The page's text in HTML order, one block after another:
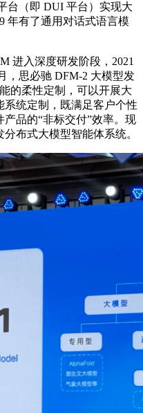
台（即 DUI 平台）实现大
年有了通用对话式语言模
入深度研发阶段，2021
，思必驰 DFM-2 大模型发
的柔性定制，可以开展大
统定制，既满足客户个性
品的“非标交付”效率。现
布式大模型智能体系统。